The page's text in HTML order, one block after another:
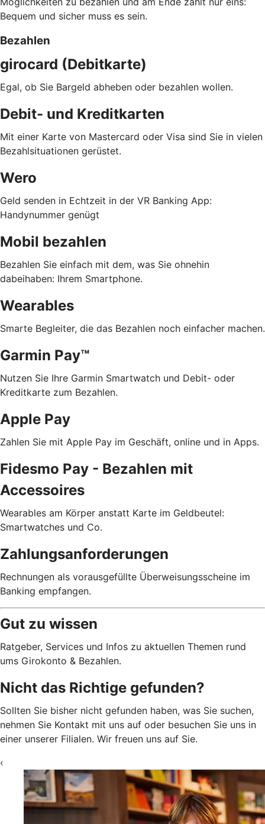
Bequem und sicher muss es sein.
Bezahlen
girocard (Debitkarte)
Egal, ob Sie Bargeld abheben oder bezahlen wollen.
Debit- und Kreditkarten
Mit einer Karte von Mastercard oder Visa sind Sie in vielen
Bezahlsituationen gerüstet.
Wero
Geld senden in Echtzeit in der VR Banking App:
Handynummer genügt
Mobil bezahlen
Bezahlen Sie einfach mit dem, was Sie ohnehin
dabeihaben: Ihrem Smartphone.
Wearables
Smarte Begleiter, die das Bezahlen noch einfacher machen.
Garmin Pay™
Nutzen Sie Ihre Garmin Smartwatch und Debit- oder
Kreditkarte zum Bezahlen.
Apple Pay
Zahlen Sie mit Apple Pay im Geschäft, online und in Apps.
Fidesmo Pay - Bezahlen mit
Accessoires
Wearables am Körper anstatt Karte im Geldbeutel:
Smartwatches und Co.
Zahlungsanforderungen
Rechnungen als vorausgefüllte Überweisungsscheine im
Banking empfangen.
Gut zu wissen
Ratgeber, Services und Infos zu aktuellen Themen rund
ums Girokonto & Bezahlen.
Nicht das Richtige gefunden?
Sollten Sie bisher nicht gefunden haben, was Sie suchen,
nehmen Sie Kontakt mit uns auf oder besuchen Sie uns in
einer unserer Filialen. Wir freuen uns auf Sie.
‹